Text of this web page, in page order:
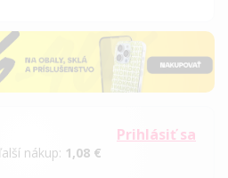
Prihlásiť sa
nákup: 1,08 €